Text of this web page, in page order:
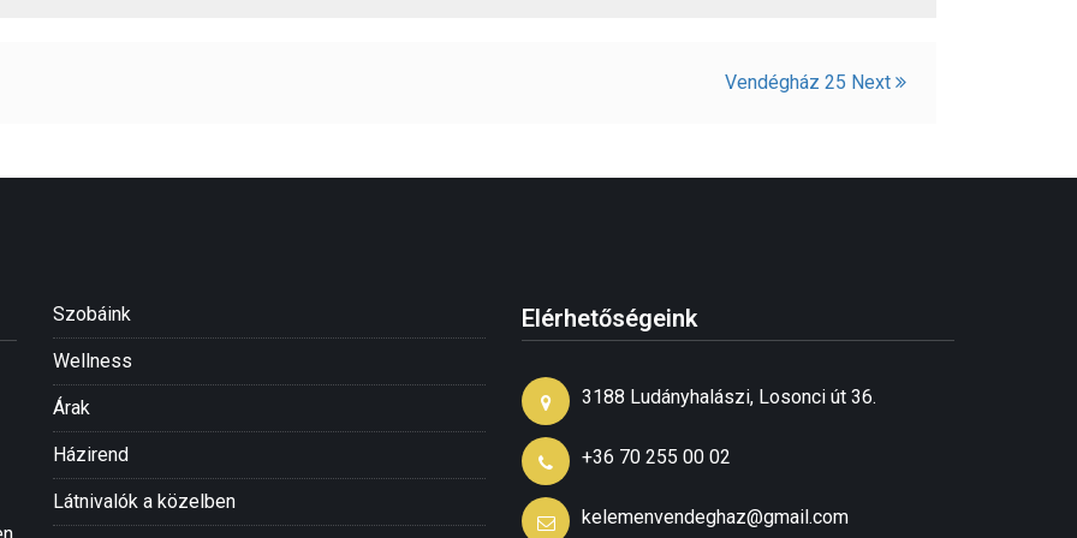
Vendégház 25 Next
Szobáink
Wellness
Árak
Házirend
Látnivalók a közelben
Elérhetőségeink
3188 Ludányhalászi, Losonci út 36.
+36 70 255 00 02
kelemenvendeghaz@gmail.com